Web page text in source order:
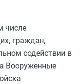
числе
граждан,
содействии в
Вооруженные